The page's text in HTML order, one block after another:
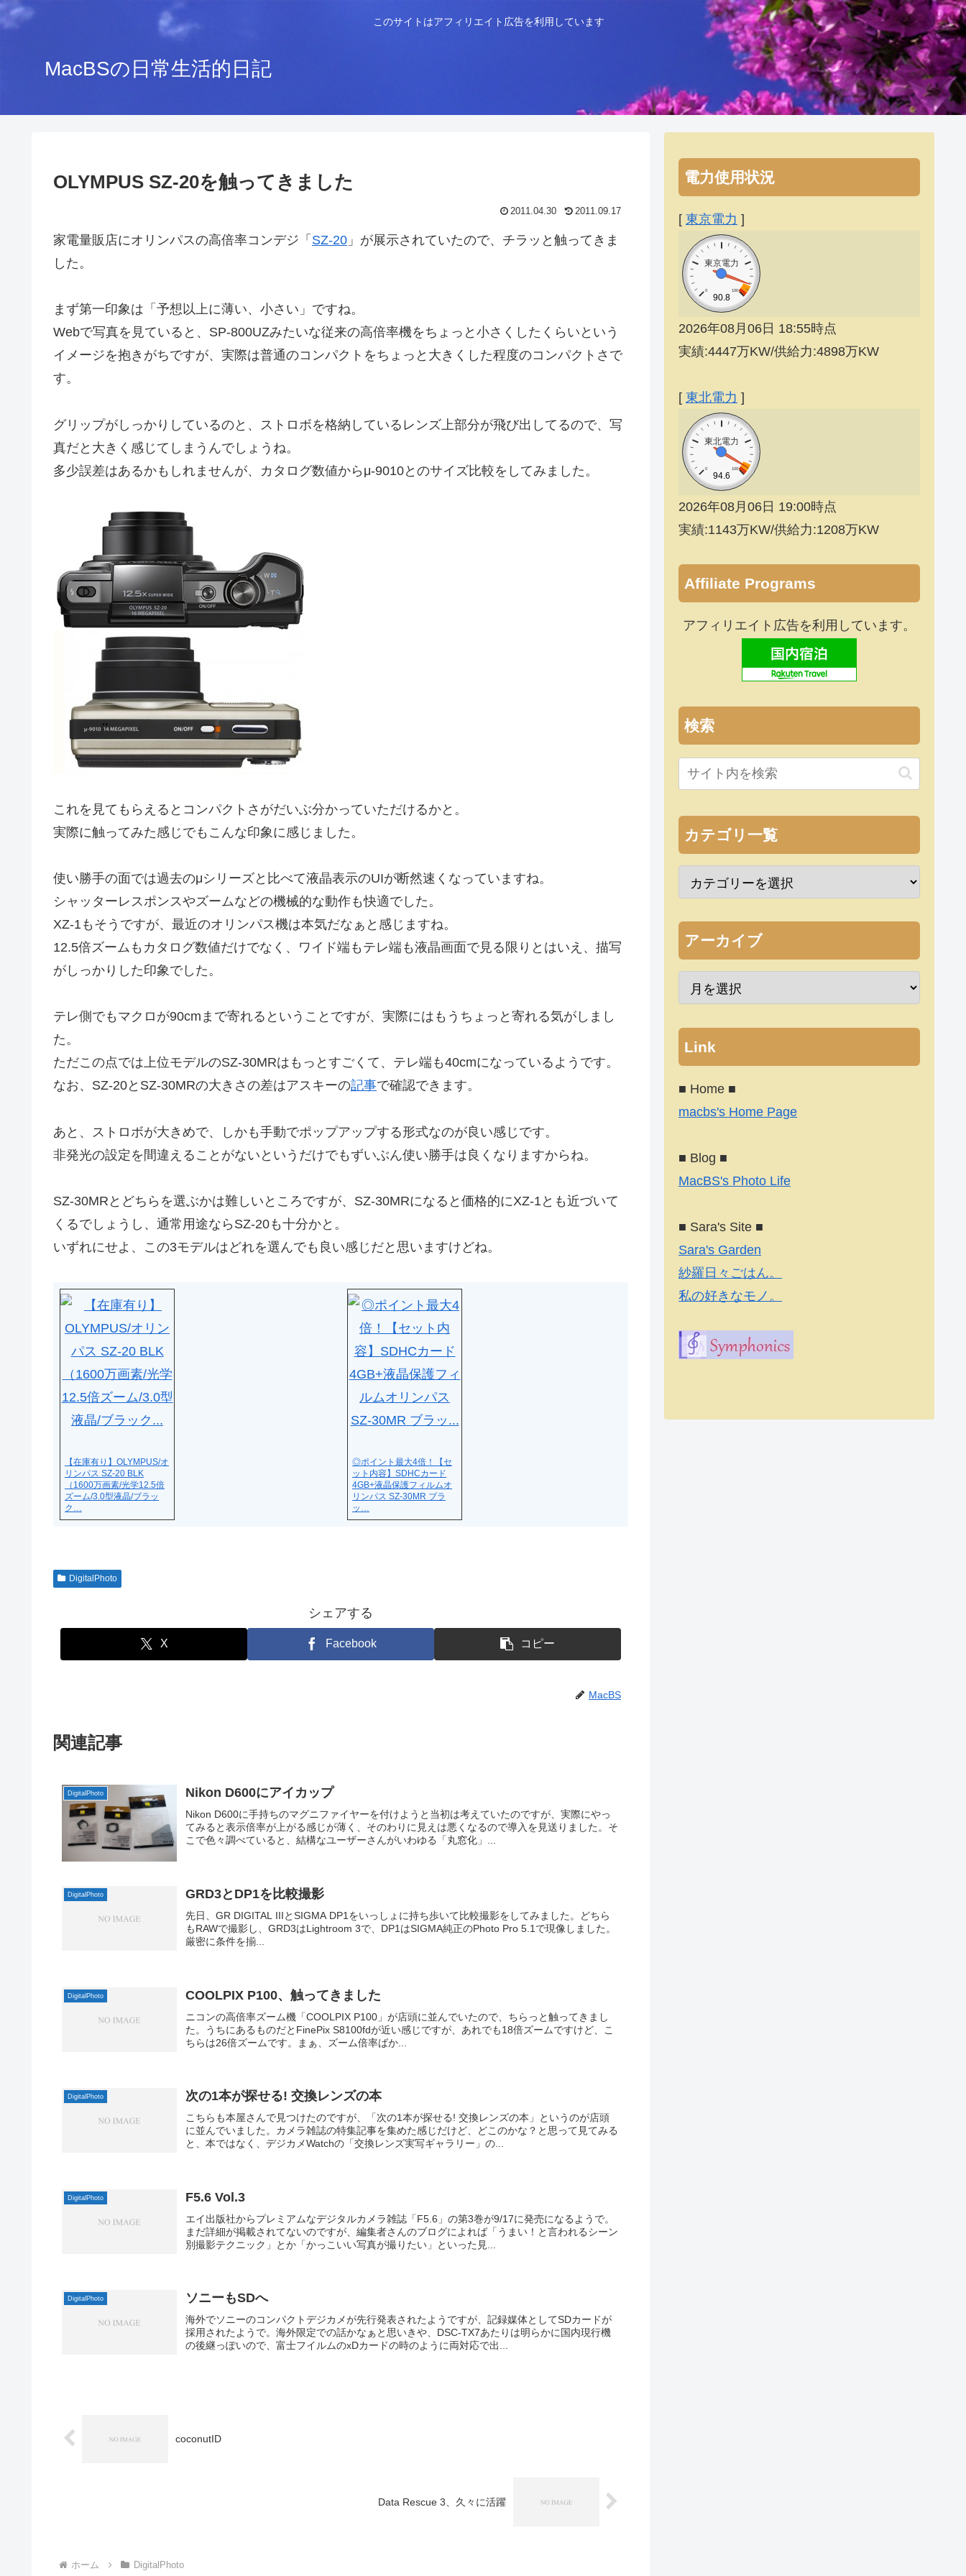
このサイトはアフィリエイト広告を利用しています
MacBSの日常生活的日記
OLYMPUS SZ-20を触ってきました
2011.04.30 2011.09.17
家電量販店にオリンパスの高倍率コンデジ「 SZ-20 」が展示されていたので、チラッと触ってきま
した。
まず第一印象は「予想以上に薄い、小さい」ですね。
Webで写真を見ていると、SP-800UZみたいな従来の高倍率機をちょっと小さくしたくらいという
イメージを抱きがちですが、実際は普通のコンパクトをちょっと大きくした程度のコンパクトさで
す。
グリップがしっかりしているのと、ストロボを格納しているレンズ上部分が飛び出してるので、写
真だと大きく感じてしまうんでしょうね。
多少誤差はあるかもしれませんが、カタログ数値からμ-9010とのサイズ比較をしてみました。
これを見てもらえるとコンパクトさがだいぶ分かっていただけるかと。
実際に触ってみた感じでもこんな印象に感じました。
使い勝手の面では過去のμシリーズと比べて液晶表示のUIが断然速くなっていますね。
シャッターレスポンスやズームなどの機械的な動作も快適でした。
XZ-1もそうですが、最近のオリンパス機は本気だなぁと感じますね。
12.5倍ズームもカタログ数値だけでなく、ワイド端もテレ端も液晶画面で見る限りとはいえ、描写
がしっかりした印象でした。
テレ側でもマクロが90cmまで寄れるということですが、実際にはもうちょっと寄れる気がしまし
た。
ただこの点では上位モデルのSZ-30MRはもっとすごくて、テレ端も40cmになっているようです。
なお、SZ-20とSZ-30MRの大きさの差はアスキーの記事で確認できます。
あと、ストロボが大きめで、しかも手動でポップアップする形式なのが良い感じです。
非発光の設定を間違えることがないというだけでもずいぶん使い勝手は良くなりますからね。
SZ-30MRとどちらを選ぶかは難しいところですが、SZ-30MRになると価格的にXZ-1とも近づいて
くるでしょうし、通常用途ならSZ-20も十分かと。
いずれにせよ、この3モデルはどれを選んでも良い感じだと思いますけどね。
【在庫有り】OLYMPUS/オ
リンパス SZ-20 BLK
（1600万画素/光学12.5倍
ズーム/3.0型液晶/ブラッ
ク…
◎ポイント最大4倍！【セ
ット内容】SDHCカード
4GB+液晶保護フィルムオ
リンパス SZ-30MR ブラ
ッ…
DigitalPhoto
シェアする
X Facebook コピー
MacBS
関連記事
DigitalPhoto Nikon D600にアイカップ
Nikon D600に手持ちのマグニファイヤーを付けようと当初は考えていたのですが、実際にやっ
てみると表示倍率が上がる感じが薄く、そのわりに見えは悪くなるので導入を見送りました。そ
こで色々調べていると、結構なユーザーさんがいわゆる「丸窓化」...
DigitalPhoto GRD3とDP1を比較撮影
先日、GR DIGITAL IIIとSIGMA DP1をいっしょに持ち歩いて比較撮影をしてみました。どちら
もRAWで撮影し、GRD3はLightroom 3で、DP1はSIGMA純正のPhoto Pro 5.1で現像しました。
厳密に条件を揃...
DigitalPhoto COOLPIX P100、触ってきました
ニコンの高倍率ズーム機「COOLPIX P100」が店頭に並んでいたので、ちらっと触ってきまし
た。うちにあるものだとFinePix S8100fdが近い感じですが、あれでも18倍ズームですけど、こ
ちらは26倍ズームです。まぁ、ズーム倍率ばか...
DigitalPhoto 次の1本が探せる! 交換レンズの本
こちらも本屋さんで見つけたのですが、「次の1本が探せる! 交換レンズの本」というのが店頭
に並んでいました。カメラ雑誌の特集記事を集めた感じだけど、どこのかな？と思って見てみる
と、本ではなく、デジカメWatchの「交換レンズ実写ギャラリー」の...
DigitalPhoto F5.6 Vol.3
エイ出版社からプレミアムなデジタルカメラ雑誌「F5.6」の第3巻が9/17に発売になるようで。
まだ詳細が掲載されてないのですが、編集者さんのブログによれば「うまい！と言われるシーン
別撮影テクニック」とか「かっこいい写真が撮りたい」といった見...
DigitalPhoto ソニーもSDへ
海外でソニーのコンパクトデジカメが先行発表されたようですが、記録媒体としてSDカードが
採用されたようで。海外限定での話かなぁと思いきや、DSC-TX7あたりは明らかに国内現行機
の後継っぽいので、富士フイルムのxDカードの時のように両対応で出...
coconutID
Data Rescue 3、久々に活躍
ホーム DigitalPhoto
電力使用状況
[ 東京電力 ]
東京電力
0 100
90.8
2026年08月06日 18:55時点
実績:4447万KW/供給力:4898万KW
[ 東北電力 ]
東北電力
0 100
94.6
2026年08月06日 19:00時点
実績:1143万KW/供給力:1208万KW
Affiliate Programs
アフィリエイト広告を利用しています。
検索
カテゴリ一覧
アーカイブ
Link
■ Home ■
macbs's Home Page
■ Blog ■
MacBS's Photo Life
■ Sara's Site ■
Sara's Garden
紗羅日々ごはん。
私の好きなモノ。